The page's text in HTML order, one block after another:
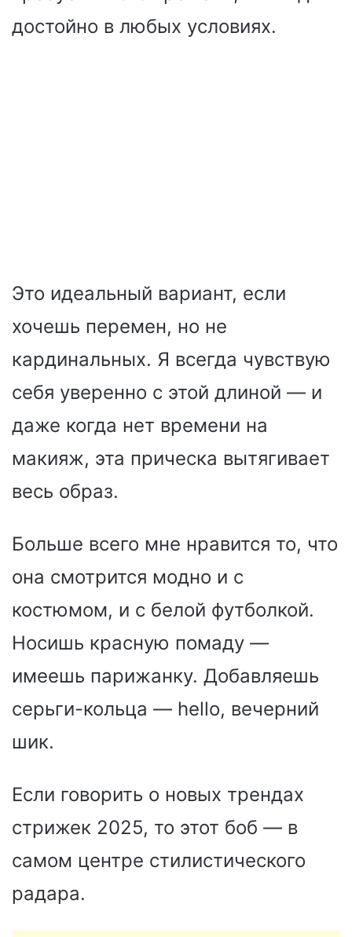
достойно в любых условиях.
Это идеальный вариант, если
хочешь перемен, но не
кардинальных. Я всегда чувствую
себя уверенно с этой длиной — и
даже когда нет времени на
макияж, эта прическа вытягивает
весь образ.
Больше всего мне нравится то, что
она смотрится модно и с
костюмом, и с белой футболкой.
Носишь красную помаду —
имеешь парижанку. Добавляешь
серьги-кольца — hello, вечерний
шик.
Если говорить о новых трендах
стрижек 2025, то этот боб — в
самом центре стилистического
радара.